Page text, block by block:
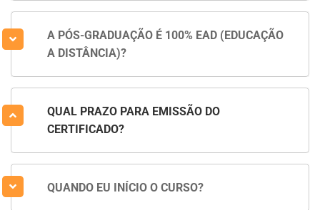
A PÓS-GRADUAÇÃO É 100% EAD (EDUCAÇÃO
A DISTÂNCIA)?
QUAL PRAZO PARA EMISSÃO DO
CERTIFICADO?
QUANDO EU INÍCIO O CURSO?